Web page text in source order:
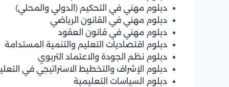
دبلوم مهني في التحكيم (الدولي والمحلي)
دبلوم مهني في القانون الرياضي
دبلوم مهني في قانون العقود
دبلوم اقتصاديات التعليم والتنمية المستدامة
دبلوم نظم الجودة والاعتماد التربوي
دبلوم الإشراف والتخطيط الاستراتيجي في
دبلوم السياسات التعليمية